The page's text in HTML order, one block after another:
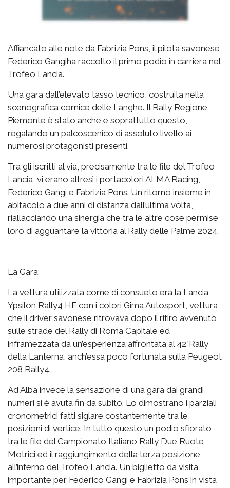
Affiancato alle note da Fabrizia Pons, il pilota savonese
Federico Gangiha raccolto il primo podio in carriera nel
Trofeo Lancia.
Una gara dall’elevato tasso tecnico, costruita nella
scenografica cornice delle Langhe. Il Rally Regione
Piemonte è stato anche e soprattutto questo,
regalando un palcoscenico di assoluto livello ai
numerosi protagonisti presenti.
Tra gli iscritti al via, precisamente tra le file del Trofeo
Lancia, vi erano altresì i portacolori ALMA Racing,
Federico Gangi e Fabrizia Pons. Un ritorno insieme in
abitacolo a due anni di distanza dall’ultima volta,
riallacciando una sinergia che tra le altre cose permise
loro di agguantare la vittoria al Rally delle Palme 2024.
La Gara:
La vettura utilizzata come di consueto era la Lancia
Ypsilon Rally4 HF con i colori Gima Autosport, vettura
che il driver savonese ritrovava dopo il ritiro avvenuto
sulle strade del Rally di Roma Capitale ed
inframezzata da un’esperienza affrontata al 42°Rally
della Lanterna, anch’essa poco fortunata sulla Peugeot
208 Rally4.
Ad Alba invece la sensazione di una gara dai grandi
numeri si è avuta fin da subito. Lo dimostrano i parziali
cronometrici fatti siglare costantemente tra le
posizioni di vertice. In tutto questo un podio sfiorato
tra le file del Campionato Italiano Rally Due Ruote
Motrici ed il raggiungimento della terza posizione
all’interno del Trofeo Lancia. Un biglietto da visita
importante per Federico Gangi e Fabrizia Pons in vista